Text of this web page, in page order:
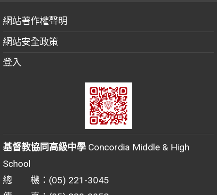
網站著作權聲明
網站安全政策
登入
基督教協同高級中學 Concordia Middle & High
School
總 機：(05) 221-3045